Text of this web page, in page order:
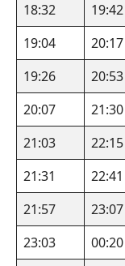
18:32
19:42
19:04
20:17
19:26
20:53
20:07
21:30
21:03
22:15
21:31
22:41
21:57
23:07
23:03
00:20